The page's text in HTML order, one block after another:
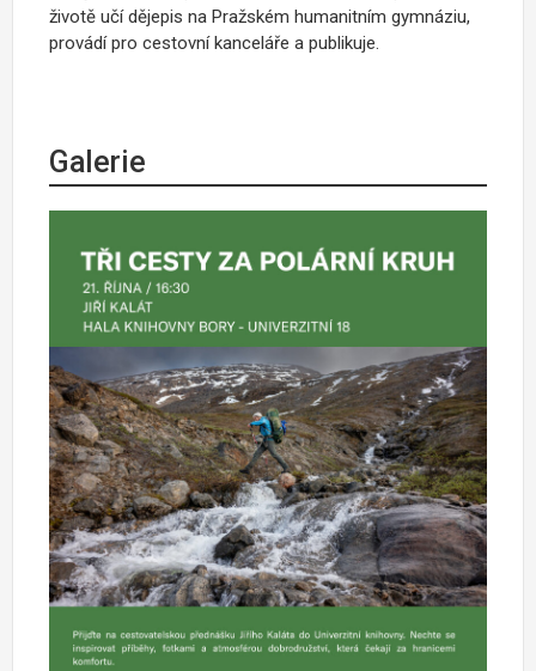
životě učí dějepis na Pražském humanitním gymnáziu,
provádí pro cestovní kanceláře a publikuje.
Galerie